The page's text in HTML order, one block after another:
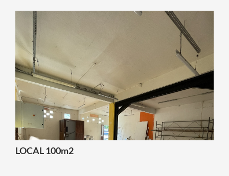
LOCAL 100m2